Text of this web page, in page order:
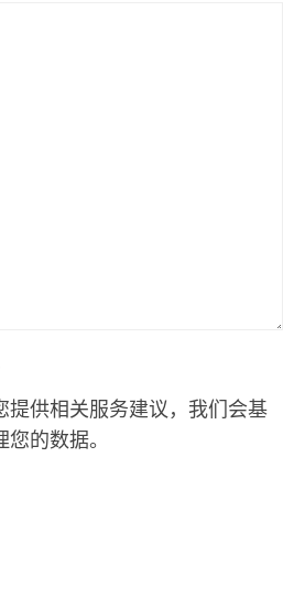
提供相关服务建议，我们会基
您的数据。